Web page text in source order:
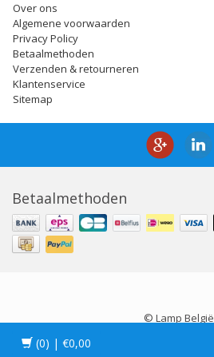
Over ons
Algemene voorwaarden
Privacy Policy
Betaalmethoden
Verzenden & retourneren
Klantenservice
Sitemap
Betaalmethoden
© Lamp België
(0) | €0,00